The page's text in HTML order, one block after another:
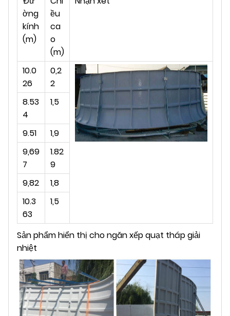
ờng
kính
(m)
ều
ca
o
(m)
10.0
26
0,2
2
8.53
4
1,5
9.51
1,9
9,69
7
1.82
9
9,82
1,8
10.3
63
1,5
Sản phẩm hiển thị cho ngăn xếp quạt tháp giải
nhiệt